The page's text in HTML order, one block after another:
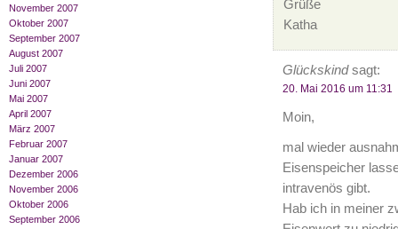
November 2007
Oktober 2007
September 2007
August 2007
Juli 2007
Juni 2007
Mai 2007
April 2007
März 2007
Februar 2007
Januar 2007
Dezember 2006
November 2006
Oktober 2006
September 2006
Grüße
Katha
Glückskindsagt:
20. Mai 2016 um 11:31
Moin,
mal wieder
Eisenspeicher
intravenös gibt.
Hab ich in meiner